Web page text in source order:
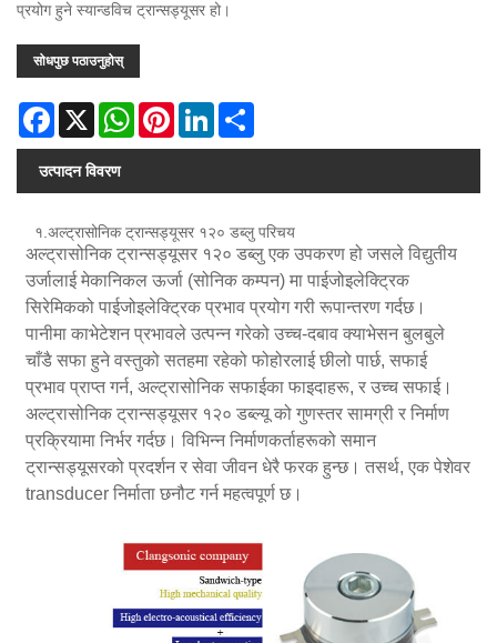
प्रयोग हुने स्यान्डविच ट्रान्सड्यूसर हो।
सोधपुछ पठाउनुहोस्
Facebook
X WhatsAppPinterestLinkedIn
उत्पादन विवरण
१.अल्ट्रासोनिक ट्रान्सड्यूसर १२० डब्लु परिचय
अल्ट्रासोनिक ट्रान्सड्यूसर १२० डब्लु एक उपकरण हो जसले विद्युतीय
उर्जालाई मेकानिकल ऊर्जा (सोनिक कम्पन) मा पाईजोइलेक्ट्रिक
सिरेमिकको पाईजोइलेक्ट्रिक प्रभाव प्रयोग गरी रूपान्तरण गर्दछ।
पानीमा काभेटेशन प्रभावले उत्पन्न गरेको उच्च-दबाव क्याभेसन बुलबुले
चाँडै सफा हुने वस्तुको सतहमा रहेको फोहोरलाई छीलो पार्छ, सफाई
प्रभाव प्राप्त गर्न, अल्ट्रासोनिक सफाईका फाइदाहरू, र उच्च सफाई।
अल्ट्रासोनिक ट्रान्सड्यूसर १२० डब्ल्यू को गुणस्तर सामग्री र निर्माण
प्रक्रियामा निर्भर गर्दछ। विभिन्न निर्माणकर्ताहरूको समान
ट्रान्सड्यूसरको प्रदर्शन र सेवा जीवन धेरै फरक हुन्छ। तसर्थ, एक पेशेवर
transducer निर्माता छनौट गर्न महत्वपूर्ण छ।